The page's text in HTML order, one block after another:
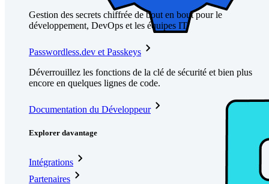
Gestion des secrets chiffrée de bout en bout pour le
développement, DevOps et les équipes IT.
Passwordless.dev et Passkeys
Déverrouillez les fonctions de la clé de sécurité et bien plus
encore en quelques lignes de code.
Documentation du Développeur
Explorer davantage
Intégrations
Partenaires